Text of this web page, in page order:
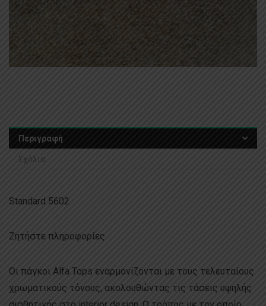
Περιγραφή
Σχόλια
Standard 5602
Ζητήστε πληροφορίες
Οι πάγκοι Alfa Tops εναρμονίζονται με τους τελευταίους
χρωματικούς τόνους, ακολουθώντας τις τάσεις υψηλής